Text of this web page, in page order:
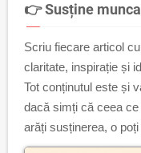
👉 Susține
Scriu fiecare articol
claritate, inspirație și
Tot conținutul este și
dacă simți că ceea
arăți susținerea, o